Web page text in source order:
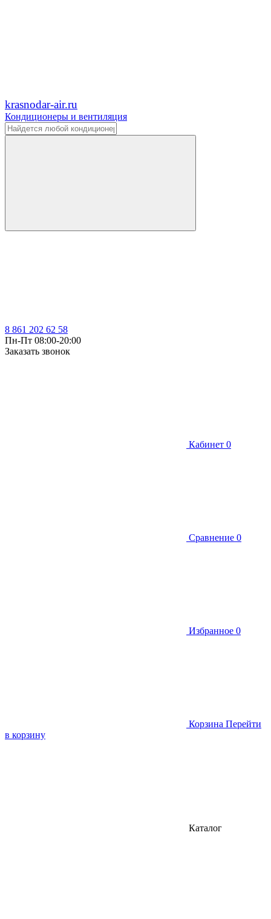
krasnodar-air.ru
Кондиционеры и вентиляция
8 861 202 62 58
Пн-Пт 08:00-20:00
Заказать звонок
Кабинет 0
Сравнение 0
Избранное 0
Корзина Перейти
в корзину
Каталог